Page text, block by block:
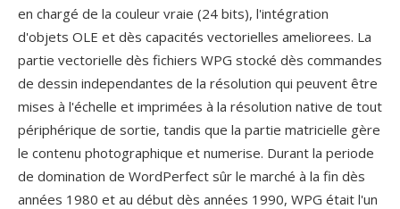
en chargé de la couleur vraie (24 bits), l'intégration
d'objets OLE et dès capacités vectorielles ameliorees. La
partie vectorielle dès fichiers WPG stocké dès commandes
de dessin independantes de la résolution qui peuvent être
mises à l'échelle et imprimées à la résolution native de tout
périphérique de sortie, tandis que la partie matricielle gère
le contenu photographique et numerise. Durant la periode
de domination de WordPerfect sûr le marché à la fin dès
années 1980 et au début dès années 1990, WPG était l'un